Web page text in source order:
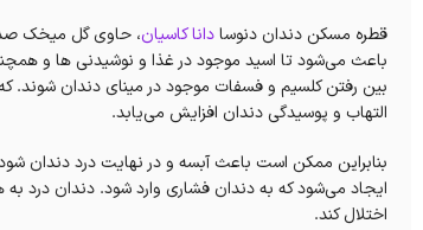
قطره مسکن دندان دنوسادانا کاسیان، حاوی گل میخک
باعث می‌شود تا اسید موجود در غذا و نوشیدنی ها و
بین رفتن کلسیم و فسفات موجود در مینای دندان
التهاب و پوسیدگی دندان افزایش می‌یابد.
بنابراین ممکن است باعث آبسه و در نهایت درد دندان شود
ایجاد می‌شود که به دندان فشاری وارد شود. دندان درد به
اختلال کند.